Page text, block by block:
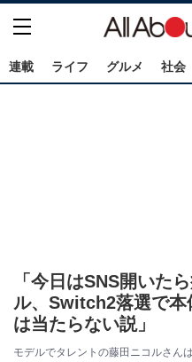
連載 ライフ グルメ 社会
「今日はSNS開いた
ル、Switch2落選で本
は当たらない説」
モデルでタレントの藤田ニコルさん